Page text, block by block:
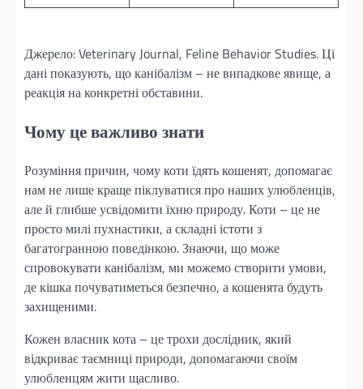
Джерело: Veterinary Journal, Feline Behavior Studies. Ці
дані показують, що канібалізм – не випадкове явище, а
реакція на конкретні обставини.
Чому це важливо знати
Розуміння причин, чому коти їдять кошенят, допомагає
нам не лише краще піклуватися про наших улюбленців,
але й глибше усвідомити їхню природу. Коти – це не
просто милі пухнастики, а складні істоти з
багатогранною поведінкою. Знаючи, що може
спровокувати канібалізм, ми можемо створити умови,
де кішка почуватиметься безпечно, а кошенята будуть
захищеними.
Кожен власник кота – це трохи дослідник, який
відкриває таємниці природи, допомагаючи своїм
улюбленцям жити щасливо.